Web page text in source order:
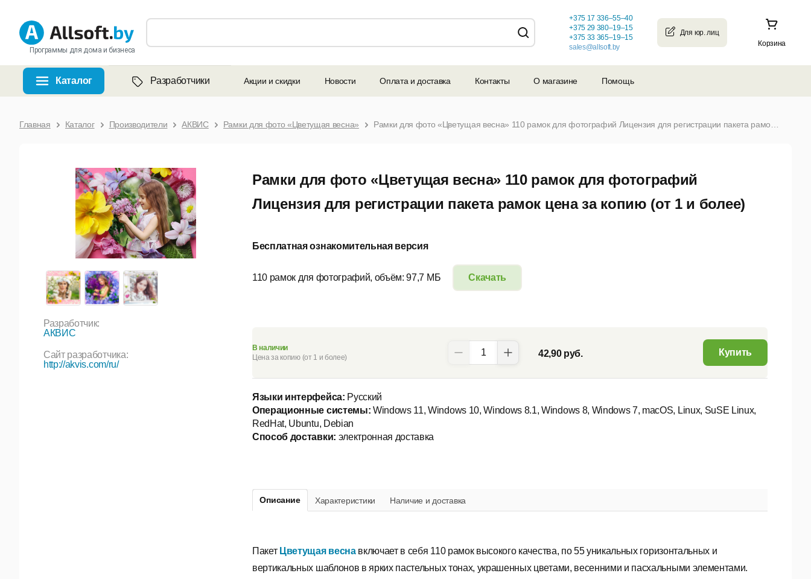
Программы для дома и бизнеса
Корзина
+375 17 336–55–40
+375 29 380–19–15
+375 33 365–19–15
sales@allsoft.by
Каталог Разработчики Акции и скидки Новости Оплата и доставка Контакты О магазине Помощь
Главная Каталог Производители АКВИС Рамки для фото «Цветущая весна»
Рамки для фото «Цветущая весна» 110 рамок для фотографий
Лицензия для регистрации пакета рамок цена за копию (от 1 и более)
Разработчик:
АКВИС
Сайт разработчика:
http://akvis.com/ru/
Бесплатная ознакомительная версия
Скачать
110 рамок для фотографий, объём: 97,7 МБ
Описание Характеристики Наличие и доставка
Пакет Цветущая веснавключает в себя 110 рамок высокого качества, по 55 уникальных горизонтальных и
вертикальных шаблонов в ярких пастельных тонах, украшенных цветами, весенними и пасхальными элементами.
В наличии
Цена за копию (от 1 и более)
42,90 руб. Купить
Языки интерфейса: Русский
Операционные системы: Windows 11, Windows 10, Windows 8.1, Windows 8, Windows 7, macOS, Linux, SuSE Linux,
RedHat, Ubuntu, Debian
Способ доставки: электронная доставка